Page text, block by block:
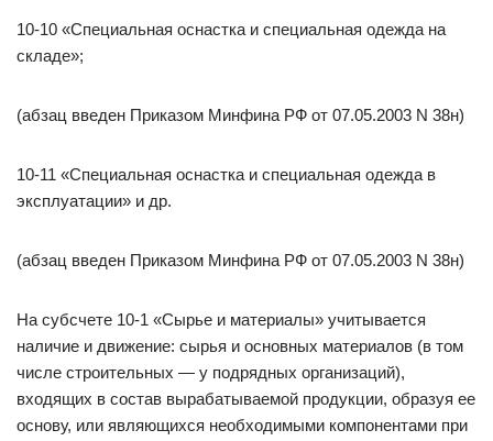
10-10 «Специальная оснастка и специальная одежда на
складе»;
(абзац введен Приказом Минфина РФ от 07.05.2003 N 38н)
10-11 «Специальная оснастка и специальная одежда в
эксплуатации» и др.
(абзац введен Приказом Минфина РФ от 07.05.2003 N 38н)
На субсчете 10-1 «Сырье и материалы» учитывается
наличие и движение: сырья и основных материалов (в том
числе строительных — у подрядных организаций),
входящих в состав вырабатываемой продукции, образуя ее
основу, или являющихся необходимыми компонентами при